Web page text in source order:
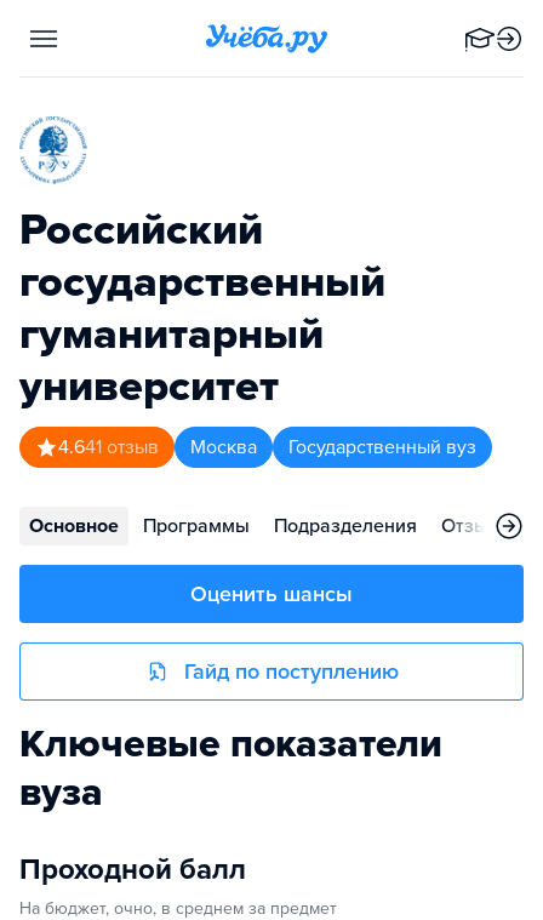
Российский
государственный
гуманитарный
университет
4.641 отзыв Москва Государственный вуз
Основное Программы Подразделения Отзывы
Оценить шансы
Гайд по поступлению
Ключевые показатели
вуза
Проходной балл
На бюджет, очно, в среднем за предмет